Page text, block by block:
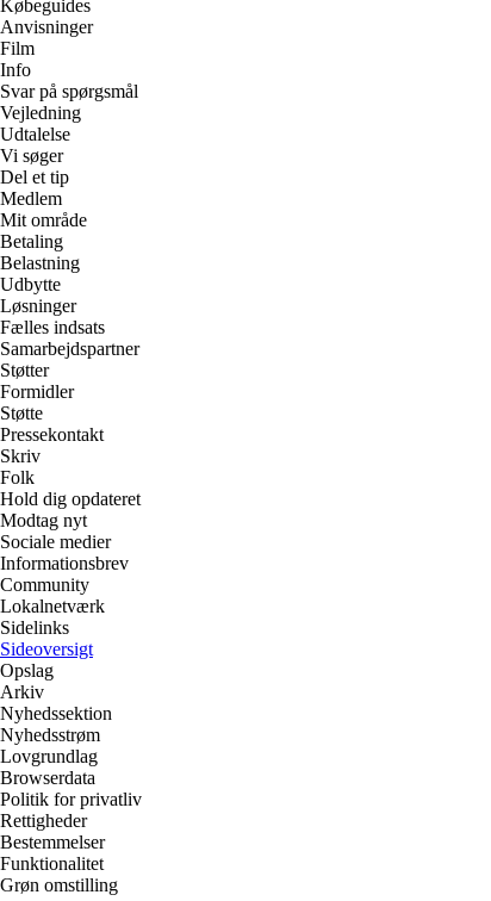
Købeguides
Anvisninger
Film
Info
Svar på spørgsmål
Vejledning
Udtalelse
Vi søger
Del et tip
Medlem
Mit område
Betaling
Belastning
Udbytte
Løsninger
Fælles indsats
Samarbejdspartner
Støtter
Formidler
Støtte
Pressekontakt
Skriv
Folk
Hold dig opdateret
Modtag nyt
Sociale medier
Informationsbrev
Community
Lokalnetværk
Sidelinks
Sideoversigt
Opslag
Arkiv
Nyhedssektion
Nyhedsstrøm
Lovgrundlag
Browserdata
Politik for privatliv
Rettigheder
Bestemmelser
Funktionalitet
Grøn omstilling